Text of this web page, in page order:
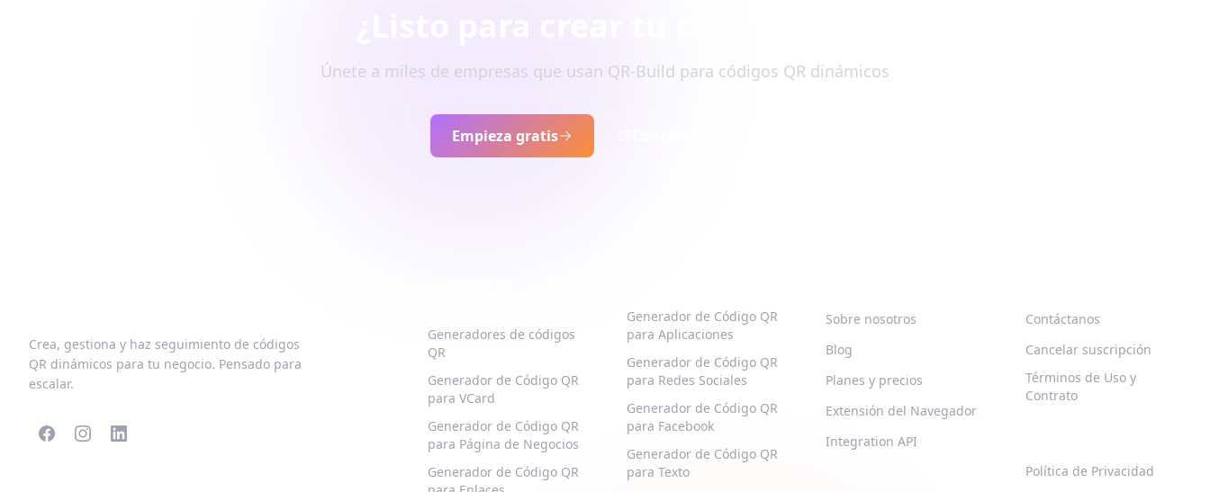
Únete a miles de empresas que usan QR-Build para códigos QR dinámicos
Empieza gratis
Crea, gestiona y haz seguimiento de códigos
QR dinámicos para tu negocio. Pensado para
escalar.
Generadores de códigos
QR
Generador de Código QR
para VCard
Generador de Código QR
para Página de Negocios
Generador de Código QR
Generador de Código QR
para Aplicaciones
Generador de Código QR
para Redes Sociales
Generador de Código QR
para Facebook
Generador de Código QR
para Texto
Sobre nosotros
Blog
Planes y precios
Extensión del Navegador
Integration API
Contáctanos
Cancelar suscripción
Términos de Uso y
Contrato
Política de Privacidad